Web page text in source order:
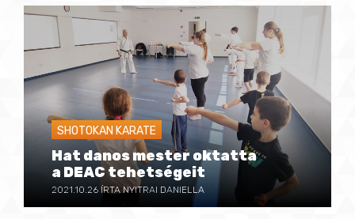
SHOTOKAN KARATE
Hat danos mester oktatta
a DEAC tehetségeit
2021.10.26 ÍRTA NYITRAI DANIELLA